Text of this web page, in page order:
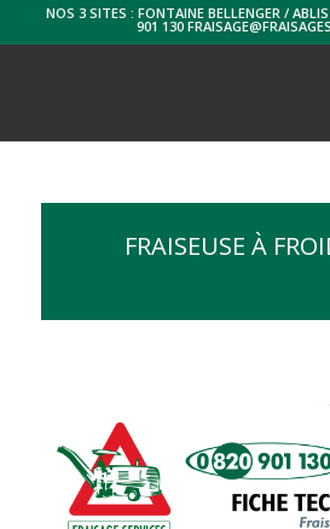
NOS 3 SITES : FONTAINE BELLENGER /
901 130
FRAISEUSE À